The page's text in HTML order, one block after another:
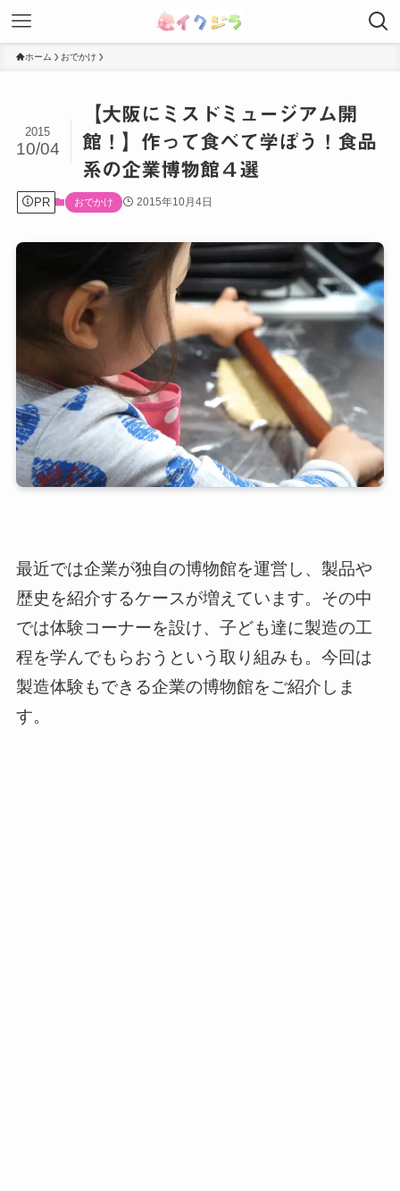
ホーム おでかけ
【大阪にミスドミュージアム開
館！】作って食べて学ぼう！食品
系の企業博物館４選
2015
10/04
PR おでかけ 2015年10月4日
最近では企業が独自の博物館を運営し、製品や
歴史を紹介するケースが増えています。その中
では体験コーナーを設け、子ども達に製造の工
程を学んでもらおうという取り組みも。今回は
製造体験もできる企業の博物館をご紹介しま
す。